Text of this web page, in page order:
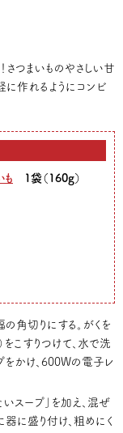
つまいものやさしい甘
作れるようにコンビ
も 1袋（160g）
角切りにする。がくを
こすりつけて、水で洗
をかけ、600Wの電子レ
スープ」を加え、混ぜ
に盛り付け、粗めにく